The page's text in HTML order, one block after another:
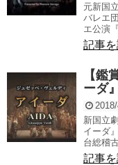
元新国
バレエ
エ公演
記事
【鑑
ーダ
新国立
イーダ
台総稽
記事